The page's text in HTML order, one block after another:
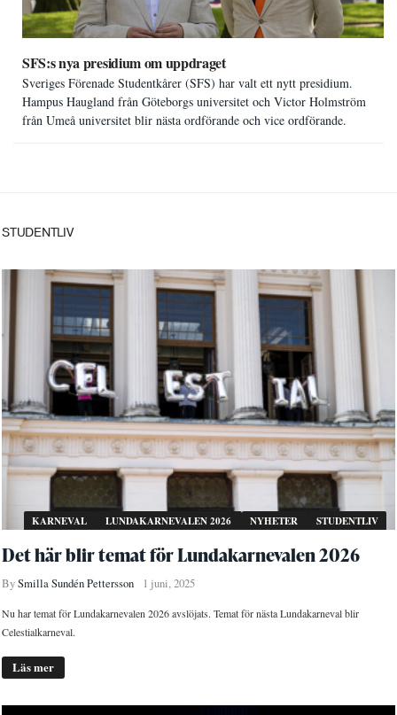
SFS:s nya presidium om uppdraget
Sveriges Förenade Studentkårer (SFS) har valt ett nytt presidium.
Hampus Haugland från Göteborgs universitet och Victor Holmström
från Umeå universitet blir nästa ordförande och vice ordförande.
STUDENTLIV
KARNEVAL LUNDAKARNEVALEN 2026 NYHETER STUDENTLIV
Det här blir temat för Lundakarnevalen 2026
BySmilla Sundén Pettersson 1 juni, 2025
Nu har temat för Lundakarnevalen 2026 avslöjats. Temat för nästa Lundakarneval blir
Celestialkarneval.
Läs mer